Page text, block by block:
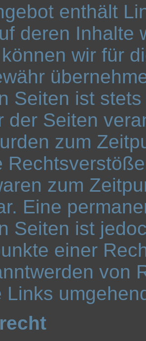
enthält
deren Inhalte
wir für
Seiten ist
der Seiten
zum
zum
Eine
Seiten ist
einer
von
Links